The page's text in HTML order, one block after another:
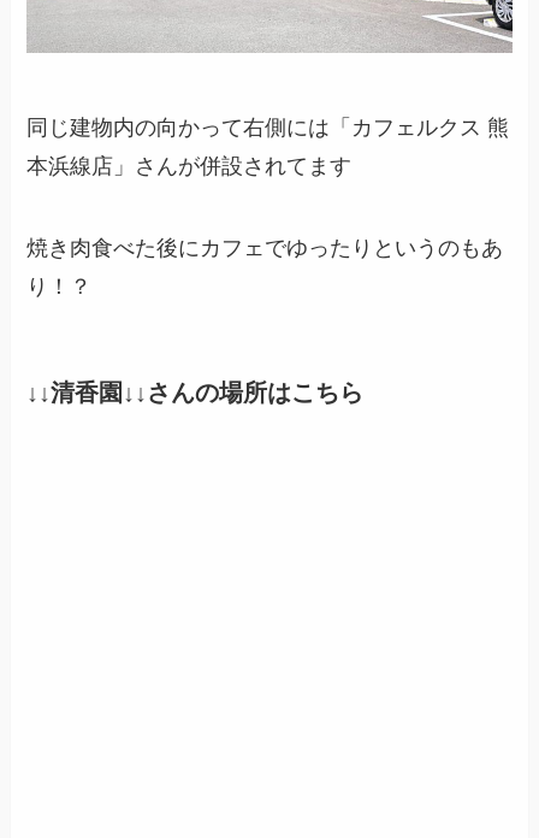
同じ建物内の向かって右側には「カフェルクス 熊
本浜線店」さんが併設されてます
焼き肉食べた後にカフェでゆったりというのもあ
り！？
↓↓清香園↓↓さんの場所はこちら